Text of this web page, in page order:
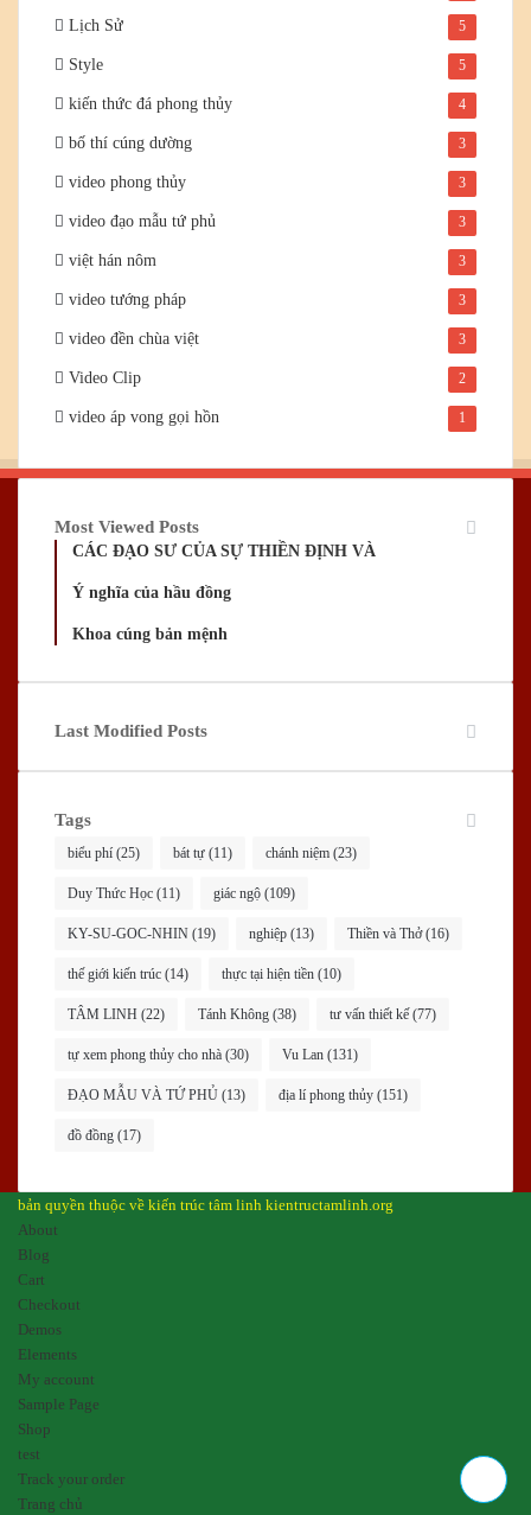
Lịch Sử 5
Style 5
kiến thức đá phong thủy 4
bố thí cúng dường 3
video phong thủy 3
video đạo mẫu tứ phủ 3
việt hán nôm 3
video tướng pháp 3
video đền chùa việt 3
Video Clip 2
video áp vong gọi hồn 1
Most Viewed Posts
CÁC ĐẠO SƯ CỦA SỰ THIỀN ĐỊNH VÀ
Ý nghĩa của hầu đồng
Khoa cúng bản mệnh
Last Modified Posts
Tags
biểu phí (25) bát tự (11) chánh niệm (23)
Duy Thức Học (11) giác ngộ (109)
KY-SU-GOC-NHIN (19) nghiệp (13) Thiền và Thở(16)
thế giới kiến trúc (14) thực tại hiện tiền (10)
TÂM LINH (22) Tánh Không (38) tư vấn thiết kế(77)
tự xem phong thủy cho nhà (30) Vu Lan (131)
ĐẠO MẪU VÀ TỨ PHỦ (13) địa lí phong thủy (151)
đồ đồng (17)
bản quyền thuộc về kiến trúc tâm linh kientructamlinh.org
About
Blog
Cart
Checkout
Demos
Elements
My account
Sample Page
Shop
test
Track your order
Trang chủ